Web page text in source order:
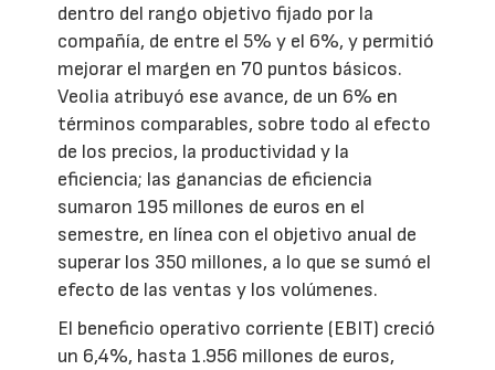
dentro del rango objetivo fijado por la
compañía, de entre el 5% y el 6%, y permitió
mejorar el margen en 70 puntos básicos.
Veolia atribuyó ese avance, de un 6% en
términos comparables, sobre todo al efecto
de los precios, la productividad y la
eficiencia; las ganancias de eficiencia
sumaron 195 millones de euros en el
semestre, en línea con el objetivo anual de
superar los 350 millones, a lo que se sumó el
efecto de las ventas y los volúmenes.
El beneficio operativo corriente (EBIT) creció
un 6,4%, hasta 1.956 millones de euros,